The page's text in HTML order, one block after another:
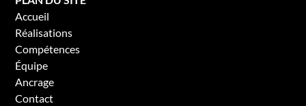
Accueil
Réalisations
Compétences
Équipe
Ancrage
Contact